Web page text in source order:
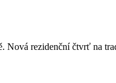
Nová rezidenční čtvrť na